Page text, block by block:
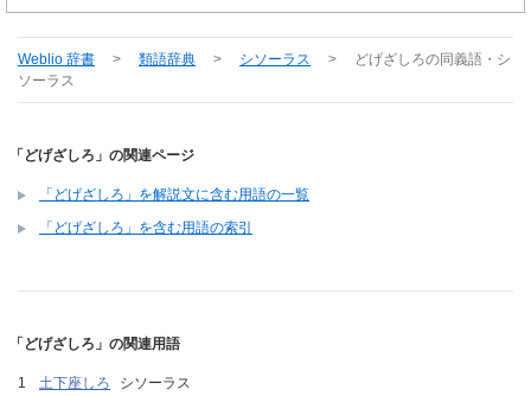
Weblio 辞書 > 類語辞典 > シソーラス > どげざしろの同義語・シ
ソーラス
「どげざしろ」の関連ページ
「どげざしろ」を解説文に含む用語の一覧
「どげざしろ」を含む用語の索引
「どげざしろ」の関連用語
土下座しろ シソーラス